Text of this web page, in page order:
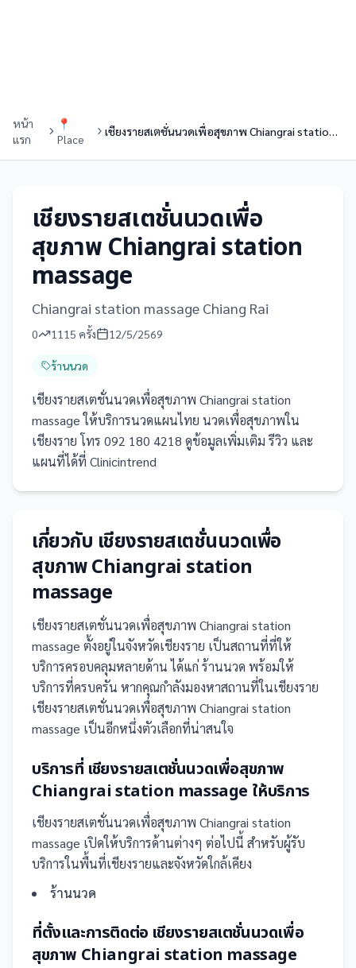
หน้า
แรก
📍
Place
เชียงรายสเตชั่นนวดเพื่อสุขภาพ Chiangrai station massage
เชียงรายสเตชั่นนวดเพื่อ
สุขภาพ Chiangrai station
massage
Chiangrai station massage Chiang Rai
0 1115 ครั้ง 12/5/2569
ร้านนวด
เชียงรายสเตชั่นนวดเพื่อสุขภาพ Chiangrai station
massage ให้บริการนวดแผนไทย นวดเพื่อสุขภาพใน
เชียงราย โทร 092 180 4218 ดูข้อมูลเพิ่มเติม รีวิว และ
แผนที่ได้ที่ Clinicintrend
เกี่ยวกับ เชียงรายสเตชั่นนวดเพื่อ
สุขภาพ Chiangrai station
massage
เชียงรายสเตชั่นนวดเพื่อสุขภาพ Chiangrai station
massage ตั้งอยู่ในจังหวัดเชียงราย เป็นสถานที่ที่ให้
บริการครอบคลุมหลายด้าน ได้แก่ ร้านนวด พร้อมให้
บริการที่ครบครัน หากคุณกำลังมองหาสถานที่ในเชียงราย
เชียงรายสเตชั่นนวดเพื่อสุขภาพ Chiangrai station
massage เป็นอีกหนึ่งตัวเลือกที่น่าสนใจ
บริการที่ เชียงรายสเตชั่นนวดเพื่อสุขภาพ
Chiangrai station massage ให้บริการ
เชียงรายสเตชั่นนวดเพื่อสุขภาพ Chiangrai station
massage เปิดให้บริการด้านต่างๆ ต่อไปนี้ สำหรับผู้รับ
บริการในพื้นที่เชียงรายและจังหวัดใกล้เคียง
ร้านนวด
ที่ตั้งและการติดต่อ เชียงรายสเตชั่นนวดเพื่อ
สุขภาพ Chiangrai station massage